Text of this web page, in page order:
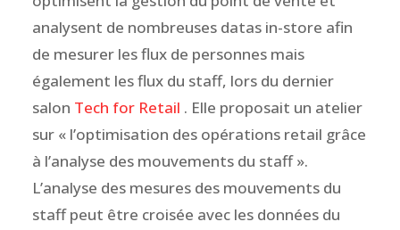
analysent de nombreuses datas in-store afin
de mesurer les flux de personnes mais
également les flux du staff, lors du dernier
salon Tech for Retail . Elle proposait un atelier
sur « l’optimisation des opérations retail grâce
à l’analyse des mouvements du staff ».
L’analyse des mesures des mouvements du
staff peut être croisée avec les données du